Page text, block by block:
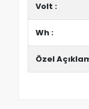
Volt :
Wh :
Özel